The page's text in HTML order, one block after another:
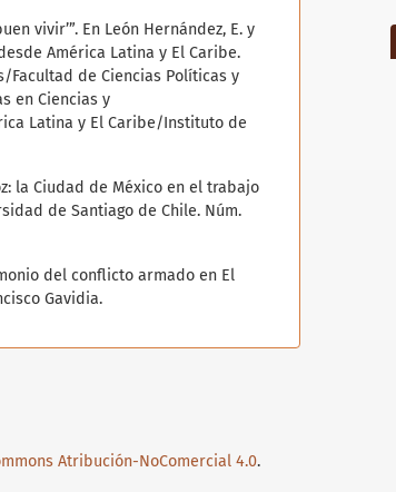
vivir’”. En León Hernández, E. y
América Latina y El Caribe.
Facultad de Ciencias Políticas y
en Ciencias y
Latina y El Caribe/Instituto de
la Ciudad de México en el trabajo
de Santiago de Chile. Núm.
del conflicto armado en El
Gavidia.
Rueda-Estrada (coords.),
revolucionaria, procesos de paz y
de Quintana Roo.
Atribución-NoComercial 4.0.